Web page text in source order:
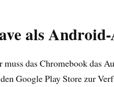
als
muss das Chromebook das
Google Play Store zur